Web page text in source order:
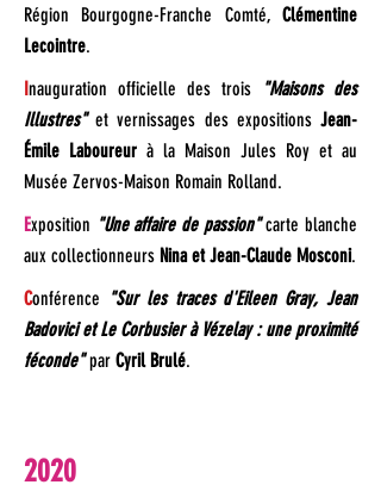
Région Bourgogne-Franche Comté, Clémentine
Lecointre.
Inauguration officielle des trois
"Maisons des
Illustres"et vernissages des expositions Jean-
Émile Laboureur à la Maison Jules Roy et au
Musée Zervos-Maison Romain Rolland.
Exposition "Une affaire de passion"carte blanche
aux collectionneurs Nina et Jean-Claude Mosconi.
Conférence "Sur les traces d'Eileen Gray, Jean
Badovici et Le Corbusier à Vézelay : une proximité
féconde"par Cyril Brulé.
2020